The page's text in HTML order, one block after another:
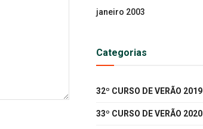
janeiro 2003
Categorias
32º CURSO DE VERÃO 2019
33º CURSO DE VERÃO 2020